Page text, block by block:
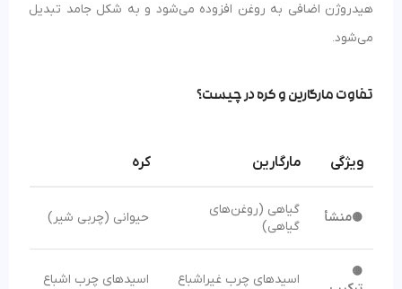
هیدروژن اضافی به روغن افزوده می‌شود و به شکل جامد تبدیل
می‌شود.
تفاوت مارگارین و کره در چیست؟
ویژگی مارگارین کره
🟡منشأ
گیاهی (روغن‌های
گیاهی)
حیوانی (چربی شیر)
🟡
اسیدهای چرب غیراشباع
اسیدهای چرب اشباع